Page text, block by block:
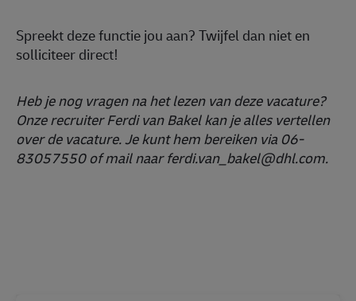
Spreekt deze functie jou aan? Twijfel dan niet en
solliciteer direct!
Heb je nog vragen na het lezen van deze vacature?
Onze recruiter Ferdi van Bakel kan je alles vertellen
over de vacature. Je kunt hem bereiken via 06-
83057550 of mail naar ferdi.van_bakel@dhl.com.